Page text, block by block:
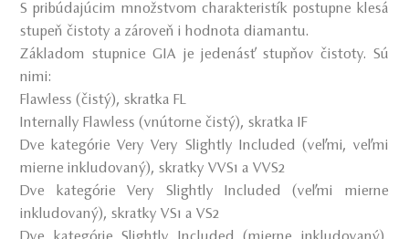
S pribúdajúcim množstvom charakteristík postupne klesá
stupeň čistoty a zároveň i hodnota diamantu.
Základom stupnice GIA je jedenásť stupňov čistoty. Sú
nimi:
Flawless (čistý), skratka FL
Internally Flawless (vnútorne čistý), skratka IF
Dve kategórie Very Very Slightly Included (veľmi, veľmi
mierne inkludovaný), skratky VVS1 a VVS2
Dve kategórie Very Slightly Included (veľmi mierne
inkludovaný), skratky VS1 a VS2